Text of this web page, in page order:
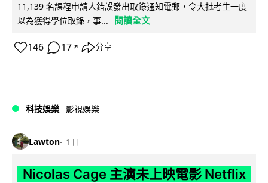
11,139 名課程申請人錯誤發出取錄通知電郵，令大批考生一度
以為獲得學位取錄，事...
閱讀全文
146 17 ↗ 分享
科技娛樂 影視娛樂
Lawton 1 日
Nicolas Cage 主演未上映電影 Netflix